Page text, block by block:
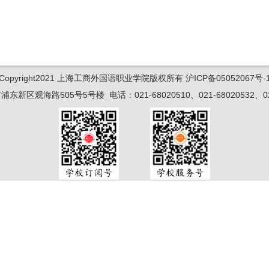
上海工商外国语职业学院版权所有 沪ICP备05052067号-1
东新区观海路505号5号楼 电话：021-68020510、021-68020532、